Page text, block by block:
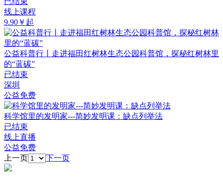
线上课程
9.90￥起
公益科普行丨走进福田红树林生态公园科普馆，探秘红树林里
的“蓝碳”
已结束
深圳
公益免费
科学馆里的发明家---简妙发明课：缺点列举法
已结束
线上直播
公益免费
上一页
下一页